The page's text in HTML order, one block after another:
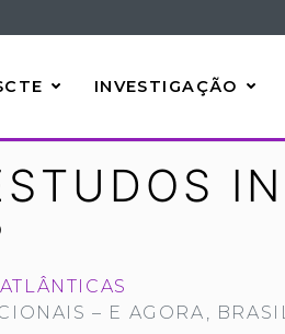
INVESTIGAÇÃO
– E AGORA,